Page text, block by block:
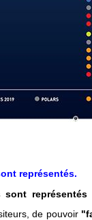
représentés.
représentés
de pouvoir